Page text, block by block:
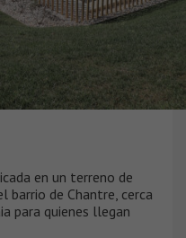
en un terreno de
barrio de Chantre, cerca
para quienes llegan